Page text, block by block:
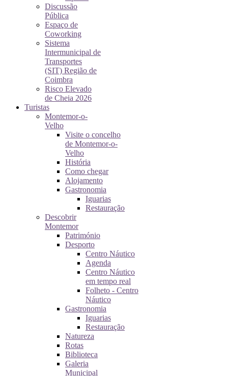
Discussão
Pública
Espaço de
Coworking
Sistema
Intermunicipal de
Transportes
(SIT) Região de
Coimbra
Risco Elevado
de Cheia 2026
Turistas
Montemor-o-
Velho
Visite o concelho
de Montemor-o-
Velho
História
Como chegar
Alojamento
Gastronomia
Iguarias
Restauração
Descobrir
Montemor
Património
Desporto
Centro Náutico
Agenda
Centro Náutico
em tempo real
Folheto - Centro
Náutico
Gastronomia
Iguarias
Restauração
Natureza
Rotas
Biblioteca
Galeria
Municipal